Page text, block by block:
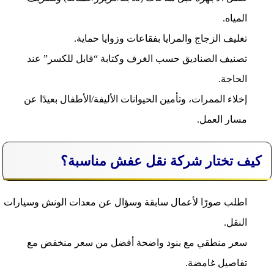
المياه.
تغليف الزجاج والمرايا بفقاعات وزوايا حماية.
تصنيف الصناديق حسب الغرف وكتابة “قابل للكسر” عند
الحاجة.
إخلاء الممرات، وتأمين الحيوانات الأليفة/الأطفال بعيدًا عن
مسار العمل.
كيف تختار شركة نقل عفش مناسبة؟
اطلب صورًا لأعمال سابقة وسؤال عن معدات الونش وسيارات
النقل.
سعر منطقي مع بنود واضحة أفضل من سعر منخفض مع
تفاصيل غامضة.